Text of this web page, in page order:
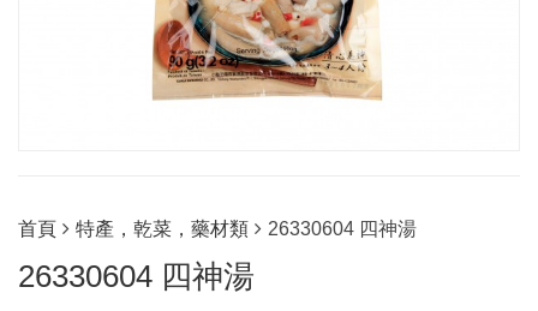
首頁 特產，乾菜，藥材類 26330604 四神湯
26330604 四神湯